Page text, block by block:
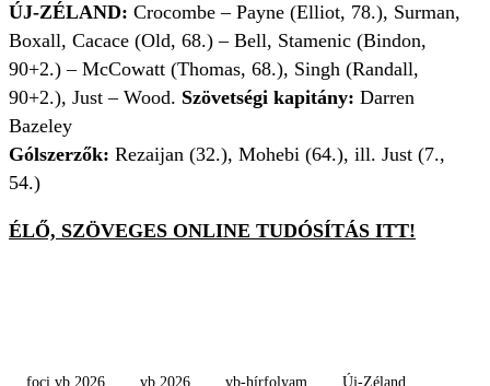
ÚJ-ZÉLAND: Crocombe – Payne (Elliot, 78.), Surman,
Boxall, Cacace (Old, 68.) – Bell, Stamenic (Bindon,
90+2.) – McCowatt (Thomas, 68.), Singh (Randall,
90+2.), Just – Wood. Szövetségi kapitány: Darren
Bazeley
Gólszerzők: Rezaijan (32.), Mohebi (64.), ill. Just (7.,
54.)
ÉLŐ, SZÖVEGES ONLINE TUDÓSÍTÁS ITT!
foci vb 2026 vb 2026 vb-hírfolyam Új-Zéland